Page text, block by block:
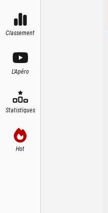
Classement
L'Apéro
Statistiques
Hot